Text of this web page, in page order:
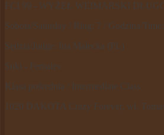
FCI 99 - WYŻEŁ WEIMARSKI
Sobota/Saturday / Ring: 7 / Godzina/Time:
Sędzia/Judge: Ina Małecka (PL)
Suki - Females
Klasa pośrednia / Intermediate Class
1020 DAKOTA Crazy Forever, wł.